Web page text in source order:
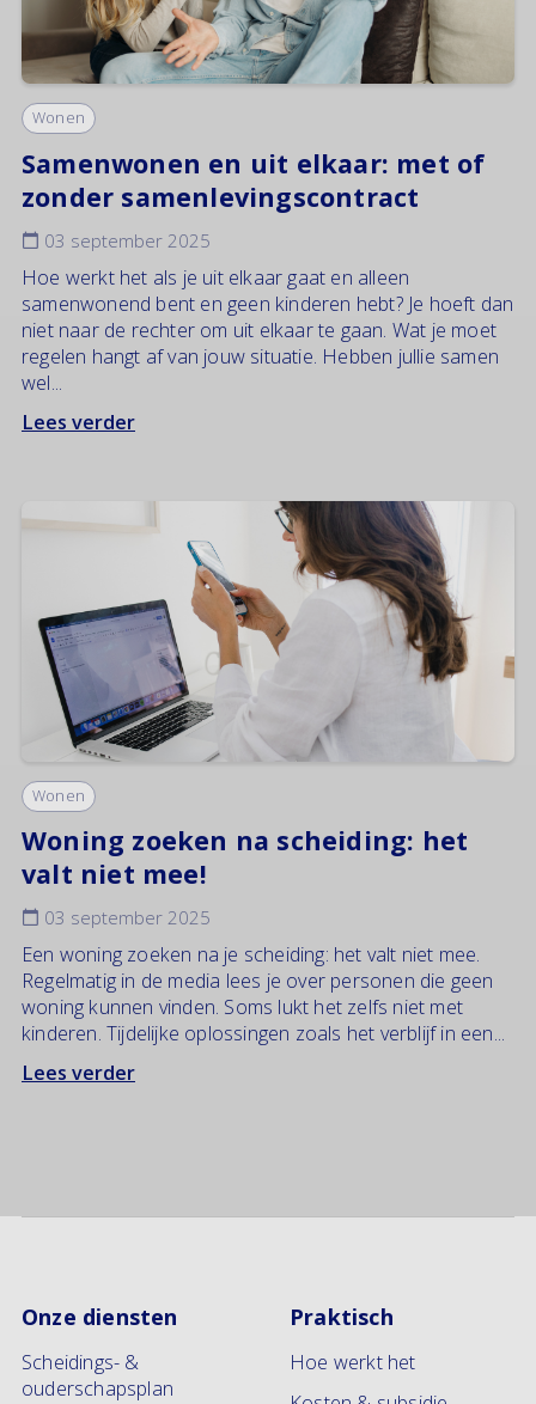
Wonen
Samenwonen en uit elkaar: met of
zonder samenlevingscontract
03 september 2025
Hoe werkt het als je uit elkaar gaat en alleen
samenwonend bent en geen kinderen hebt? Je hoeft dan
niet naar de rechter om uit elkaar te gaan. Wat je moet
regelen hangt af van jouw situatie. Hebben jullie samen
wel...
Lees verder
Wonen
Woning zoeken na scheiding: het
valt niet mee!
03 september 2025
Een woning zoeken na je scheiding: het valt niet mee.
Regelmatig in de media lees je over personen die geen
woning kunnen vinden. Soms lukt het zelfs niet met
kinderen. Tijdelijke oplossingen zoals het verblijf in een...
Lees verder
Onze diensten
Scheidings- &
ouderschapsplan
Praktisch
Hoe werkt het